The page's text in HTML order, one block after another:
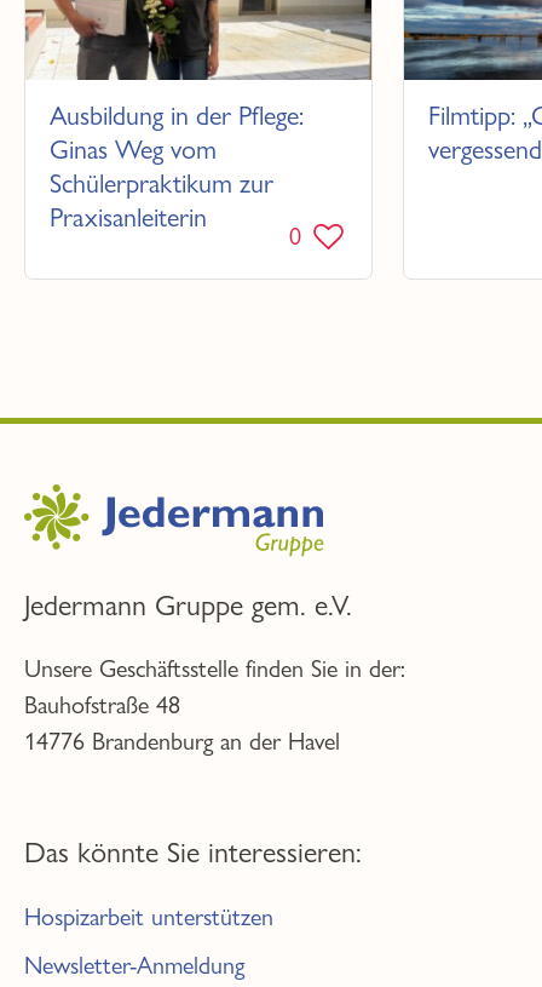
Ausbildung in der Pflege:
Ginas Weg vom
Schülerpraktikum zur
Praxisanleiterin
0
Filmtipp:
Jedermann Gruppe gem. e.V.
Unsere Geschäftsstelle finden Sie in der:
Bauhofstraße 48
14776 Brandenburg an der Havel
Das könnte Sie interessieren:
Hospizarbeit unterstützen
Newsletter-Anmeldung